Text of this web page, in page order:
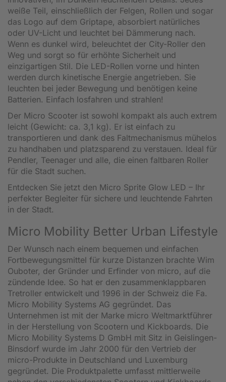
weiße Teil, einschließlich der Felgen, Rollen und sogar
das Logo auf dem Griptape, absorbiert natürliches
oder UV-Licht und leuchtet bei Dämmerung nach.
Wenn es dunkel wird, beleuchtet der City-Roller den
Weg und sorgt so für erhöhte Sicherheit und
einzigartigen Stil. Die LED-Rollen vorne und hinten
werden durch kinetische Energie angetrieben. Sie
leuchten bei jeder Bewegung und benötigen keine
Batterien. Einfach losfahren und strahlen!
Der Micro Scooter ist sowohl kompakt als auch extrem
leicht (Gewicht: ca. 3,1 kg). Er ist einfach zu
transportieren und dank des Faltmechanismus mühelos
zu handhaben und platzsparend zu verstauen. Ideal für
Pendler, Teenager und alle, die einen faltbaren Roller
für die Stadt suchen.
Entdecken Sie jetzt den Micro Sprite Glow LED – Ihr
perfekter Begleiter für sichere und leuchtende Fahrten
in der Stadt.
Micro Mobility Better Urban Lifestyle
Der Wunsch nach einem bequemen und einfachen
Fortbewegungsmittel für kurze Distanzen brachte Wim
Ouboter, der Gründer und Erfinder von micro, auf die
zündende Idee. So hat er den zusammenklappbaren
Tretroller entwickelt und 1996 in der Schweiz die Fa.
Micro Mobility Systems AG gegründet. Das
Unternehmen ist mit der Marke micro Weltmarktführer
in der Herstellung von Scootern und Kickboards. Die
Micro Mobility Systems D GmbH mit Sitz in Geislingen-
Binsdorf wurde im Jahr 2000 für den Vertrieb der
micro-Produkte in Deutschland und Luxemburg
gegründet. Die Produktpalette umfasst mittlerweile